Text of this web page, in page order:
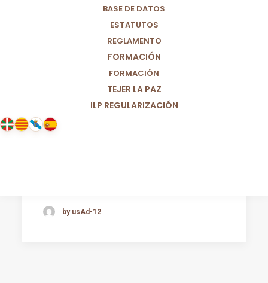
BASE DE DATOS
ESTATUTOS
REGLAMENTO
FORMACIÓN
FORMACIÓN
TEJER LA PAZ
ILP REGULARIZACIÓN
by usAd-12